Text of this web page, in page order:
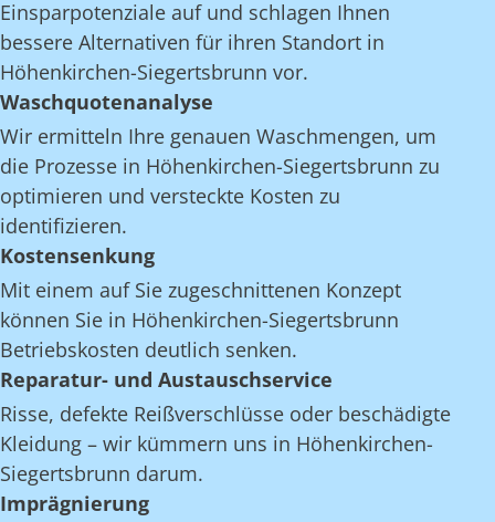
Einsparpotenziale auf und schlagen Ihnen
bessere Alternativen für ihren Standort in
Höhenkirchen-Siegertsbrunn vor.
Waschquotenanalyse
Wir ermitteln Ihre genauen Waschmengen, um
die Prozesse in Höhenkirchen-Siegertsbrunn zu
optimieren und versteckte Kosten zu
identifizieren.
Kostensenkung
Mit einem auf Sie zugeschnittenen Konzept
können Sie in Höhenkirchen-Siegertsbrunn
Betriebskosten deutlich senken.
Reparatur- und Austauschservice
Risse, defekte Reißverschlüsse oder beschädigte
Kleidung – wir kümmern uns in Höhenkirchen-
Siegertsbrunn darum.
Imprägnierung